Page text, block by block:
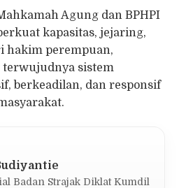
Agung dan BPHPI
kapasitas, jejaring,
hakim perempuan,
terwujudnya sistem
berkeadilan, dan responsif
Badan Strajak Diklat Kumdil